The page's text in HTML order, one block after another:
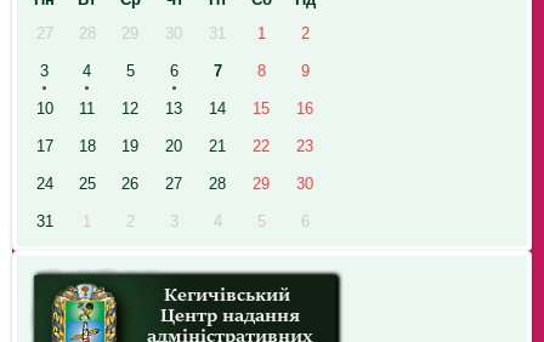
27
28 29 30 31 1 2
3 4 5 6 7 8 9
10 11 12 13 14 15 16
17 18 19 20 21 22 23
24 25 26 27 28 29 30
31 1 2 3 4 5 6